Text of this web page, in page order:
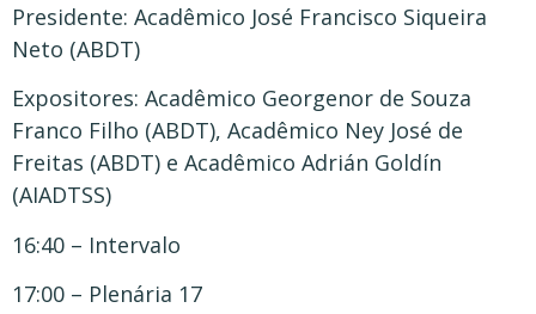
Presidente: Acadêmico José Francisco Siqueira
Neto (ABDT)
Expositores: Acadêmico Georgenor de Souza
Franco Filho (ABDT), Acadêmico Ney José de
Freitas (ABDT) e Acadêmico Adrián Goldín
(AIADTSS)
16:40 – Intervalo
17:00 – Plenária 17